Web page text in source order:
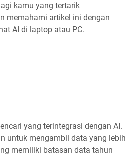
kamu yang tertarik
memahami artikel ini dengan
AI di laptop atau PC.
yang terintegrasi dengan AI.
untuk mengambil data yang lebih
memiliki batasan data tahun